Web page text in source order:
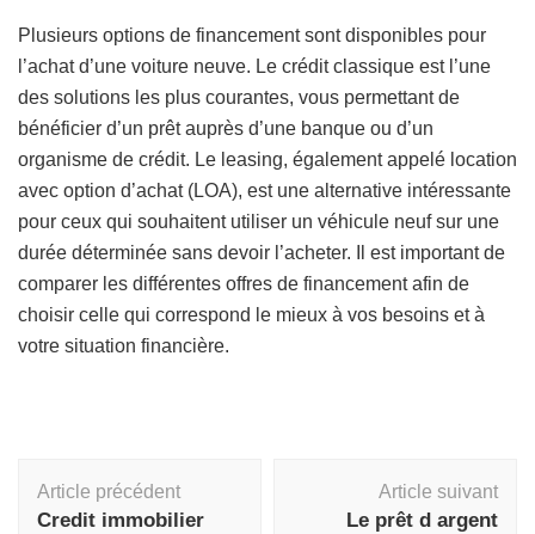
Plusieurs options de financement sont disponibles pour
l’achat d’une voiture neuve. Le crédit classique est l’une
des solutions les plus courantes, vous permettant de
bénéficier d’un prêt auprès d’une banque ou d’un
organisme de crédit. Le leasing, également appelé location
avec option d’achat (LOA), est une alternative intéressante
pour ceux qui souhaitent utiliser un véhicule neuf sur une
durée déterminée sans devoir l’acheter. Il est important de
comparer les différentes offres de financement afin de
choisir celle qui correspond le mieux à vos besoins et à
votre situation financière.
d'article
Article précédent
Credit immobilier
Article suivant
Le prêt d argent